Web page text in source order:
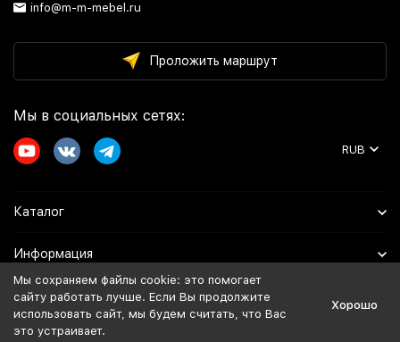
info@m-m-mebel.ru
Проложить маршрут
Мы в социальных сетях:
RUB
Каталог
Информация
Помощь
Мы сохраняем файлы cookie: это помогает
сайту работать лучше. Если Вы продолжите
использовать сайт, мы будем считать, что Вас
это устраивает.
Хорошо